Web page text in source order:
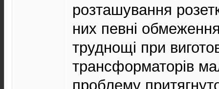
розташування
них певні
труднощі при
трансформаторів
проблему